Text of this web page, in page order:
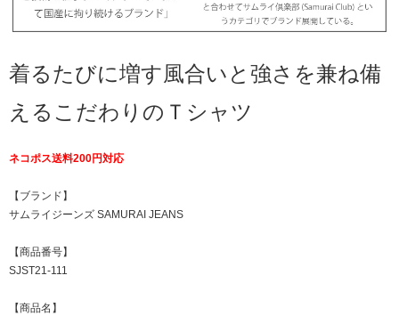
着るたびに増す風合いと強さを兼ね備
えるこだわりのＴシャツ
ネコポス送料200円対応
【ブランド】
サムライジーンズ SAMURAI JEANS
【商品番号】
SJST21-111
【商品名】